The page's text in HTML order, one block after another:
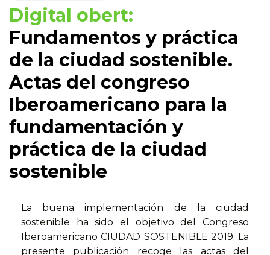
Digital obert:
Fundamentos y práctica
de la ciudad sostenible.
Actas del congreso
Iberoamericano para la
fundamentación y
práctica de la ciudad
sostenible
La buena implementación de la ciudad
sostenible ha sido el objetivo del Congreso
Iberoamericano CIUDAD SOSTENIBLE 2019. La
presente publicación recoge las actas del